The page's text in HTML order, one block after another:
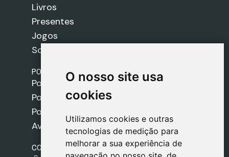
O nosso site usa
cookies
Utilizamos cookies e outras
tecnologias de medição para
melhorar a sua experiência de
O nosso site usa
cookies
Utilizamos cookies e outras
tecnologias de medição para
melhorar a sua experiência de
Livros
Presentes
Jogos
Sobre nós
POLÍTICAS
Política de Envios
Política de Cookies
Política de Privacidade
Aviso Legal
CONTACTO